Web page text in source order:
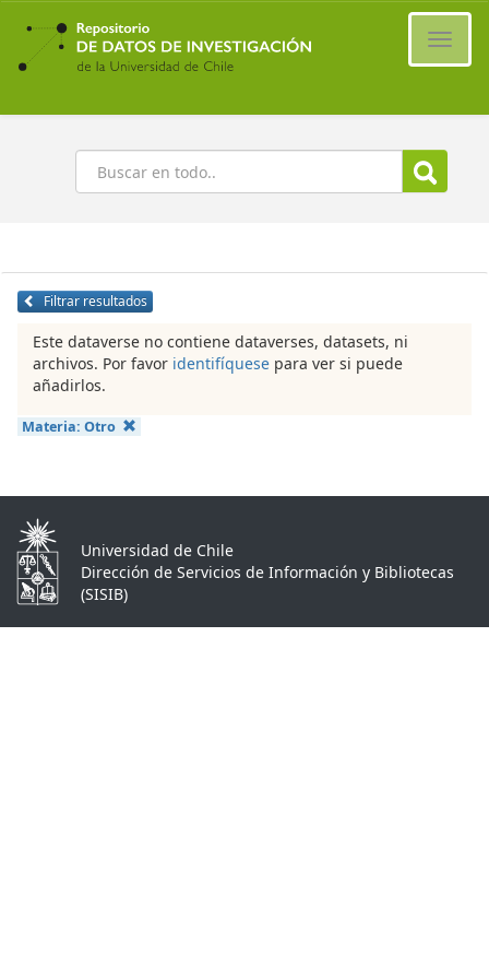
Ir
contenido
principal
Buscar
Filtrar resultados
Este dataverse no contiene dataverses, datasets, ni
archivos. Por favor identifíquese para ver si puede
añadirlos.
Materia: Otro
Universidad de Chile
Dirección de Servicios de Información y Bibliotecas
(SISIB)